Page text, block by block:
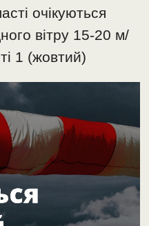
очікуються
вітру 15-20 м/
1 (жовтий)